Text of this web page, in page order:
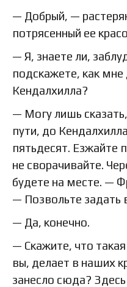
— Добрый, —
потрясенный ее
— Я, знаете ли,
подскажете, как мне
Кендалхилла?
— Могу лишь
пути, до
пятьдесят. Езжайте
не сворачивайте.
будете на месте. —
— Позвольте задать
— Да, конечно.
— Скажите, что
вы, делает в наших
занесло сюда?